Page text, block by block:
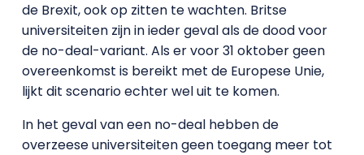
de Brexit, ook op zitten te wachten. Britse
universiteiten zijn in ieder geval als de dood voor
de no-deal-variant. Als er voor 31 oktober geen
overeenkomst is bereikt met de Europese Unie,
lijkt dit scenario echter wel uit te komen.
In het geval van een no-deal hebben de
overzeese universiteiten geen toegang meer tot